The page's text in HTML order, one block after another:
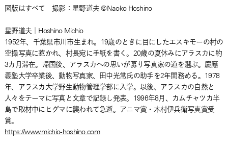
図版はすべて 撮影：星野道夫 ©Naoko Hoshino
星野道夫｜Hoshino Michio
1952年、千葉県市川市生まれ。19歳のときに目にしたエスキモーの村の
空撮写真に惹かれ、村長宛に手紙を書く。20歳の夏休みにアラスカに約
3カ月滞在。帰国後、アラスカへの思いが募り写真家の道を選ぶ。慶應
義塾大学卒業後、動物写真家、田中光常氏の助手を2年間務める。1978
年、アラスカ大学野生動物管理学部に入学。以後、アラスカの自然と
人々をテーマに写真と文章で記録し発表。1996年8月、カムチャツカ半
島で取材中にヒグマに襲われて急逝。アニマ賞・木村伊兵衛写真賞受
賞。
https://www.michio-hoshino.com